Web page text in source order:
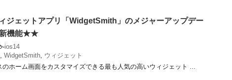
ィジェットアプリ「WidgetSmith」のメジャーアップデー
新機能★★
-ios14
WidgetSmith ウィジェット
ホーム画面をカスタマイズできる最も人気の高いウィジェット ...